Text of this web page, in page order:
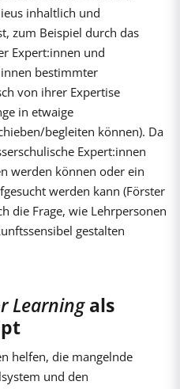
inhaltlich und
zum Beispiel durch das
Expert:innen und
bestimmter
von ihrer Expertise
in etwaige
begleiten können). Da
Expert:innen
werden können oder ein
werden kann (Förster
die Frage, wie Lehrpersonen
gestalten
Learningals
helfen, die mangelnde
und den